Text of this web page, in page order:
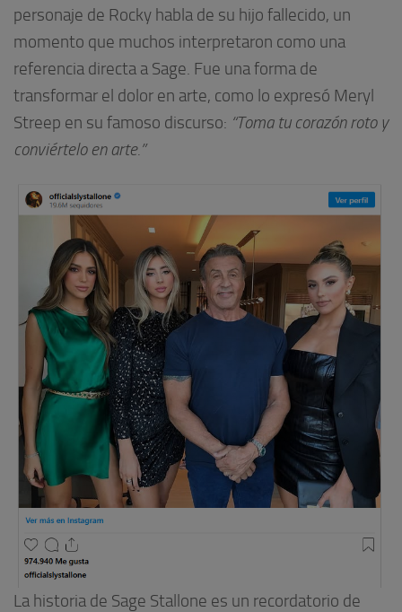
personaje de Rocky habla de su hijo fallecido, un
momento que muchos interpretaron como una
referencia directa a Sage. Fue una forma de
transformar el dolor en arte, como lo expresó Meryl
Streep en su famoso discurso: “Toma tu corazón roto y
conviértelo en arte.”
La historia de Sage Stallone es un recordatorio de